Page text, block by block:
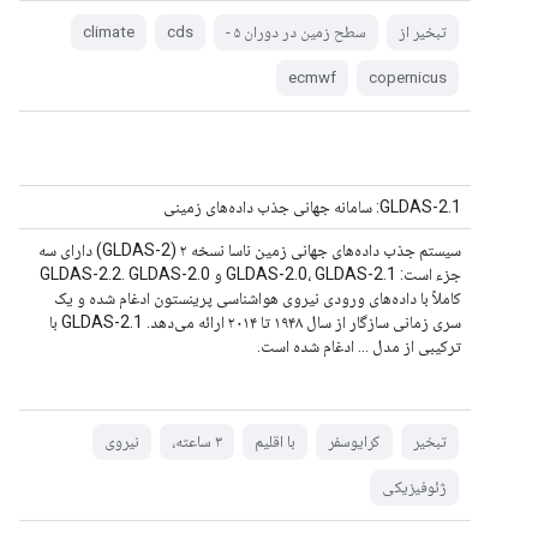
تبخیر از سطح زمین در دوران ۵ - cds
climate
copernicus
ecmwf
GLDAS-2.1: سامانه جهانی جذب داده‌های زمینی
سیستم جذب داده‌های جهانی زمین ناسا نسخه ۲ (GLDAS-2) دارای سه
جزء است: GLDAS-2.0، GLDAS-2.1 و GLDAS-2.2. GLDAS-2.0
کاملاً با داده‌های ورودی نیروی هواشناسی پرینستون ادغام شده و یک
سری زمانی سازگار از سال ۱۹۴۸ تا ۲۰۱۴ ارائه می‌دهد. GLDAS-2.1 با
ترکیبی از مدل ... ادغام شده است.
تبخیر کرایوسفر با اقلیم ۳ ساعته، نیروی
ژئوفیزیکی